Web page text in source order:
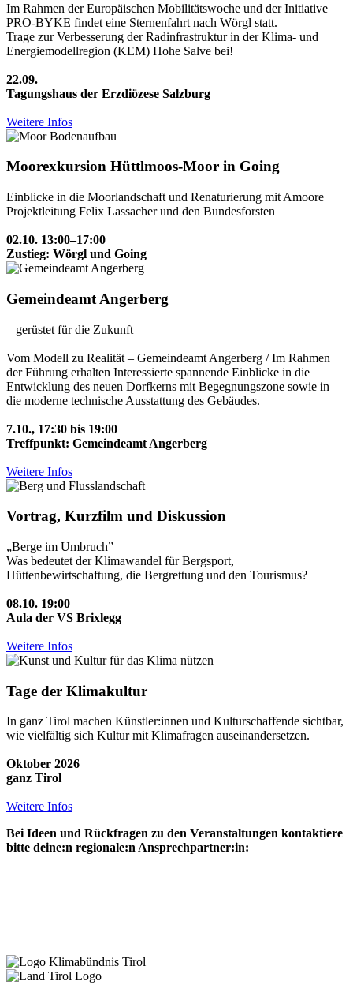
Im Rahmen der Europäischen Mobilitätswoche und der Initiative
PRO-BYKE findet eine Sternenfahrt nach Wörgl statt.
Trage zur Verbesserung der Radinfrastruktur in der Klima- und
Energiemodellregion (KEM) Hohe Salve bei!
22.09.
Tagungshaus der Erzdiözese Salzburg
Weitere Infos
Moorexkursion Hüttlmoos-Moor in Going
Einblicke in die Moorlandschaft und Renaturierung mit Amoore
Projektleitung Felix Lassacher und den Bundesforsten
02.10. 13:00–17:00
Zustieg: Wörgl und Going
Gemeindeamt Angerberg
– gerüstet für die Zukunft
Vom Modell zu Realität – Gemeindeamt Angerberg / Im Rahmen
der Führung erhalten Interessierte spannende Einblicke in die
Entwicklung des neuen Dorfkerns mit Begegnungszone sowie in
die moderne technische Ausstattung des Gebäudes.
7.10., 17:30 bis 19:00
Treffpunkt: Gemeindeamt Angerberg
Weitere Infos
Vortrag, Kurzfilm und Diskussion
„Berge im Umbruch”
Was bedeutet der Klimawandel für Bergsport,
Hüttenbewirtschaftung, die Bergrettung und den Tourismus?
08.10. 19:00
Aula der VS Brixlegg
Weitere Infos
Tage der Klimakultur
In ganz Tirol machen Künstler:innen und Kulturschaffende sichtbar,
wie vielfältig sich Kultur mit Klimafragen auseinandersetzen.
Oktober 2026
ganz Tirol
Weitere Infos
Bei Ideen und Rückfragen zu den Veranstaltungen kontaktiere
bitte deine:n regionale:n Ansprechpartner:in: